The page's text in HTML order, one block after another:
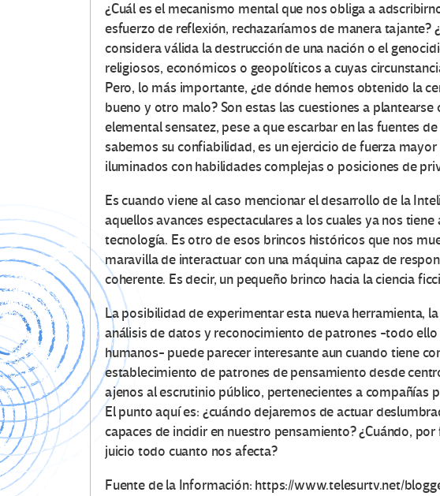
¿Cuál es el mecanismo mental que nos obliga a
esfuerzo de reflexión, rechazaríamos de manera tajante?
considera válida la destrucción de una nación o el
religiosos, económicos o geopolíticos a cuyas
Pero, lo más importante, ¿de dónde hemos obtenido la
bueno y otro malo? Son estas las cuestiones a
elemental sensatez, pese a que escarbar en las fuentes
sabemos su confiabilidad, es un ejercicio de fuerza
iluminados con habilidades complejas o posiciones de
Es cuando viene al caso mencionar el desarrollo de la
aquellos avances espectaculares a los cuales ya nos
tecnología. Es otro de esos brincos históricos que nos
maravilla de interactuar con una máquina capaz de
coherente. Es decir, un pequeño brinco hacia la ciencia
La posibilidad de experimentar esta nueva herramienta,
análisis de datos y reconocimiento de patrones -todo
humanos- puede parecer interesante aun cuando tiene
establecimiento de patrones de pensamiento desde
ajenos al escrutinio público, pertenecientes a compañías
El punto aquí es: ¿cuándo dejaremos de actuar
capaces de incidir en nuestro pensamiento? ¿Cuándo,
juicio todo cuanto nos afecta?
Fuente de la Información: https://www.telesurtv.net/